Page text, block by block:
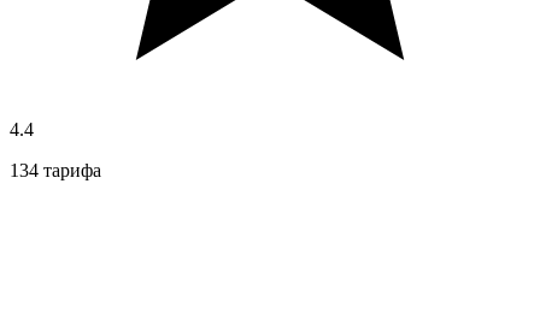
4.4
134 тарифа